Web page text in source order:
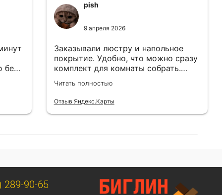
без
pish
9 апреля 2026
Заказывали люстру и напольное
покрытие. Удобно, что можно сразу
комплект для комнаты собрать.
Цены адекватные.
Читать полностью
Отзыв Яндекс.Карты
289-90-65